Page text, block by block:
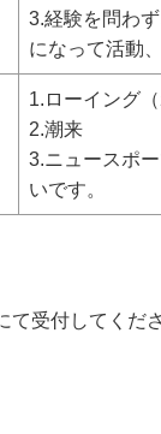
3.経験を問わ
になって活動
1.ローイング（
2.潮来
3.ニュースポ
いです。
受付してくださ